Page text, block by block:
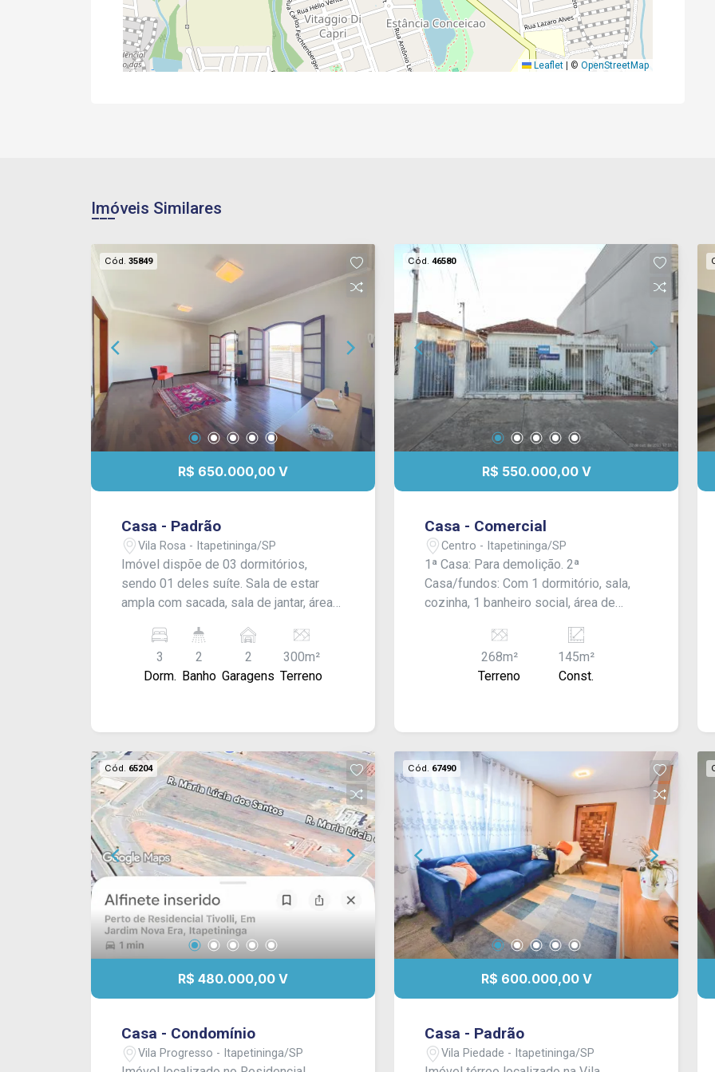
Leaflet © OpenStreetMap
Imóveis Similares
Cód. 35849
R$ 650.000,00 V
Casa - Padrão
Vila Rosa - Itapetininga/SP
Imóvel dispõe de 03 dormitórios,
sendo 01 deles suíte. Sala de estar
ampla com sacada, sala de jantar, área
e banheiro social. Área gourmet com
churrasqueira, cômodo e banheiro. Área
de serviço e garagem para 02 carros.
3
Dorm.
2
Banho
2
Garagens
300m²
Terreno
Cód. 46580
R$ 550.000,00 V
Casa - Comercial
Centro - Itapetininga/SP
1ª Casa: Para demolição. 2ª
Casa/fundos: Com 1 dormitório, sala,
cozinha, 1 banheiro social, área de
Acabamento: forro gesso, taco e piso
268m²
Terreno
145m²
Const.
Cód. 65204
R$ 480.000,00 V
Casa - Condomínio
Vila Progresso - Itapetininga/SP
Cód. 67490
R$ 600.000,00 V
Casa - Padrão
Vila Piedade - Itapetininga/SP